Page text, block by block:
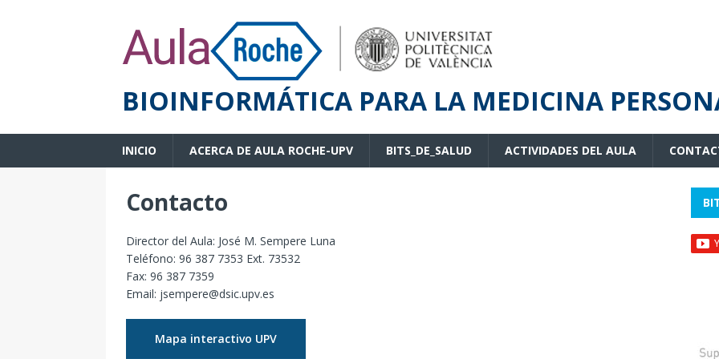
BIOINFORMÁTICA PARA LA MEDICINA
INICIO ACERCA DE AULA ROCHE-UPV BITS_DE_SALUD ACTIVIDADES DEL AULA
Contacto
Director del Aula: José M. Sempere Luna
Teléfono: 96 387 7353 Ext. 73532
Fax: 96 387 7359
Email: jsempere@dsic.upv.es
Mapa interactivo UPV